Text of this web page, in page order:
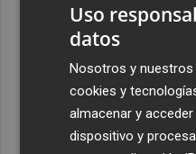
Uso
datos
Nosotros y
cookies y
almacenar y
dispositivo y